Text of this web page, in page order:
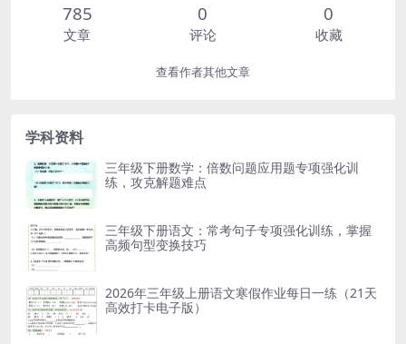
785
文章
0
评论
0
收藏
查看作者其他文章
学科资料
三年级下册数学：倍数问题应用题专项强化训
练，攻克解题难点
三年级下册语文：常考句子专项强化训练，掌握
高频句型变换技巧
2026年三年级上册语文寒假作业每日一练（21天
高效打卡电子版）